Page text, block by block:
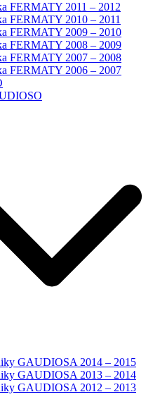
FERMATY 2011 – 2012
FERMATY 2010 – 2011
FERMATY 2009 – 2010
FERMATY 2008 – 2009
FERMATY 2007 – 2008
FERMATY 2006 – 2007
GAUDIOSA 2014 – 2015
GAUDIOSA 2013 – 2014
GAUDIOSA 2012 – 2013